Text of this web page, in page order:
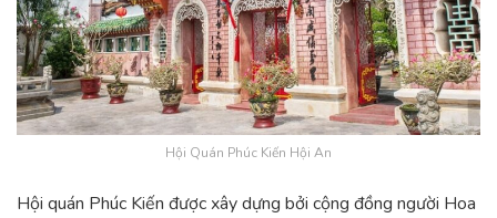
Hội Quán Phúc Kiến Hội An
Hội quán Phúc Kiến được xây dựng bởi cộng đồng người Hoa